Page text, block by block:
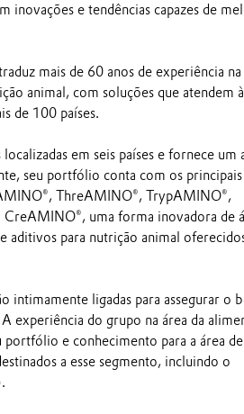
inovações e tendências capazes de
mais de 60 anos de experiência na
animal, com soluções que atendem
de 100 países.
em seis países e fornece um
seu portfólio conta com os principais
ThreAMINO®, TrypAMINO®,
uma forma inovadora de
para nutrição animal
intimamente ligadas para assegurar o
experiência do grupo na área da
e conhecimento para a área de
a esse segmento, incluindo o